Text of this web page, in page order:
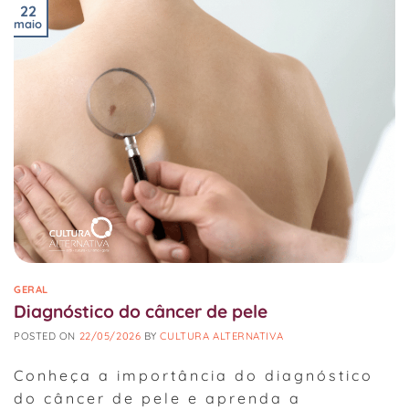
22
maio
GERAL
Diagnóstico do câncer de pele
POSTED ON 22/05/2026 BYCULTURA ALTERNATIVA
Conheça a importância do diagnóstico
do câncer de pele e aprenda a